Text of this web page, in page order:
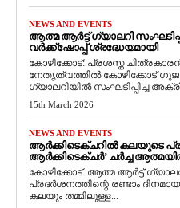
NEWS AND EVENTS
ആത്മ ആർട്ട് ഗ്യാലറി
വർക്ക്‌ഷോപ്പ് ശ്രദ്ധേയമായി
കോഴിക്കോട്: പ്രശസ്ത
നേതൃത്വത്തിൽ കോഴിക്കോട്
ഗ്യാലറിയിൽ സംഘടിപ്പിച്ച
15th March 2026
NEWS AND EVENTS
ആർക്കിടെക്ചറിൽ കലയുടെ
ആർക്കിടെക്ചർ’ ചർച്ച
​കോഴിക്കോട്: ആത്മ ആർട്ട്
പ്രദർശനത്തിന്റെ രണ്ടാം
കലയും തമ്മിലുള്ള...